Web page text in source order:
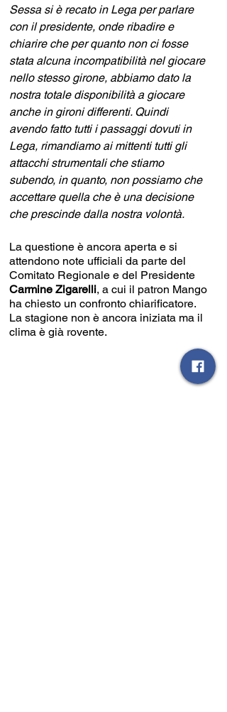
Sessa si è recato in Lega per parlare
con il presidente, onde ribadire e
chiarire che per quanto non ci fosse
stata alcuna incompatibilità nel giocare
nello stesso girone, abbiamo dato la
nostra totale disponibilità a giocare
anche in gironi differenti. Quindi
avendo fatto tutti i passaggi dovuti in
Lega, rimandiamo ai mittenti tutti gli
attacchi strumentali che stiamo
subendo, in quanto, non possiamo che
accettare quella che è una decisione
che prescinde dalla nostra volontà.
La questione è ancora aperta e si
attendono note ufficiali da parte del
Comitato Regionale e del Presidente
Carmine Zigarelli, a cui il patron Mango
ha chiesto un confronto chiarificatore.
La stagione non è ancora iniziata ma il
clima è già rovente.